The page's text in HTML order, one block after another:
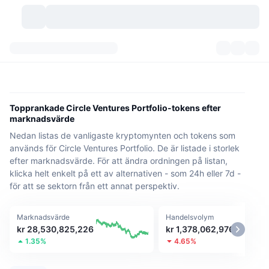
Historiska ögonblicksbilder
Tokenupplåsningar
Avkastning
Verkliga tillgångar
Marknadsöversikt
Spotmarknad
Antal kryptovalutor
Bitcoins kassor
BNBs kassor
Trendar
Ny
Vinnare
Meme-utforskare
Centraliserade börser
Spot
Derivat
Community
Feed
Ämnen
Lives
API
API
Krypto-API
Produkter
Produkter
Topprankade Circle Ventures Portfolio-tokens efter
marknadsvärde
Nedan listas de vanligaste kryptomynten och tokens som
används för Circle Ventures Portfolio. De är listade i storlek
efter marknadsvärde. För att ändra ordningen på listan,
klicka helt enkelt på ett av alternativen - som 24h eller 7d -
för att se sektorn från ett annat perspektiv.
Marknadsvärde
kr 28,530,825,226
1.35%
Handelsvolym
kr 1,378,062,976
4.65%